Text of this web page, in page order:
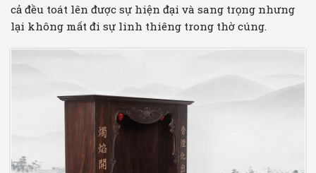
cả đều toát lên được sự hiện đại và sang trọng nhưng
lại không mất đi sự linh thiêng trong thờ cúng.